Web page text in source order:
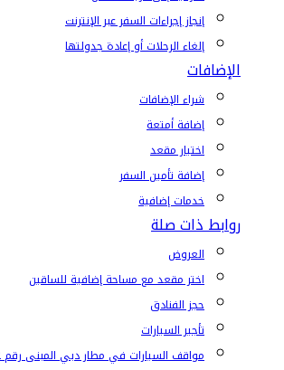
إنجاز إجراءات السفر عبر الإنترنت
إلغاء الرحلات أو إعادة جدولتها
الإضافات
شراء الإضافات
إضافة أمتعة
اختيار مقعد
إضافة تأمين السفر
خدمات إضافية
روابط ذات صلة
العروض
اختر مقعد مع مساحة إضافية للساقين
حجز الفنادق
تأجير السيارات
مواقف السيارات في مطار دبي المبنى رقم 2